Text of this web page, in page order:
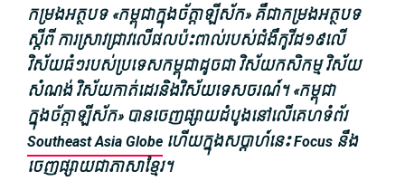
កម្រងអត្ថបទ «កម្ពុជាក្នុងច័ត្តា​ឡី​ស័ក» គឺជាកម្រងអត្ថបទ
ស្តីពី ការស្រាវជ្រាវលើផលប៉ះពាល់របស់ជំងឺកូវីដ១៩លើ
វិស័យធំៗរបស់ប្រទេសកម្ពុជាដូចជា វិស័យកសិកម្ម វិស័យ
សំណង់ វិស័យកាត់ដេរនិងវិស័យទេសចរណ៍។ «កម្ពុជា
ក្នុងច័ត្តា​ឡី​ស័ក» បានចេញផ្សាយដំបូងនៅលើគេហទំព័រ
Southeast Asia Globe ហើយក្នុងសប្តាហ៍នេះ Focus នឹង
ចេញផ្សាយជាភាសាខ្មែរ។